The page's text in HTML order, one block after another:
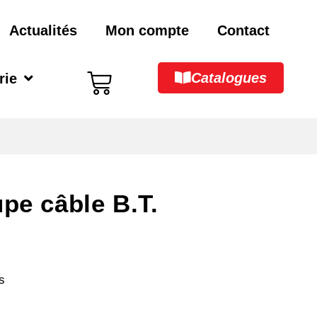
Actualités Mon compte Contact
Catalogues
câble B.T.